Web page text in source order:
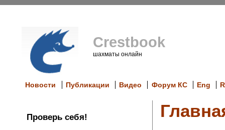
Crestbook
шахматы онлайн
Новости Публикации Видео Форум КС Eng
Проверь себя!